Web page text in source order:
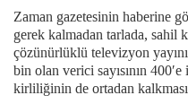
Zaman gazetesinin haberine
gerek kalmadan tarlada, sahil
çözünürlüklü televizyon
bin olan verici sayısının
kirliliğinin de ortadan